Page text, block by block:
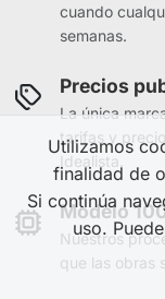
Utilizamos
finalidad de
Si continúa
uso.
cuando
semanas.
Precios
La única
tarifas y
Idealista.
Modelo
Nuestros
que las obras